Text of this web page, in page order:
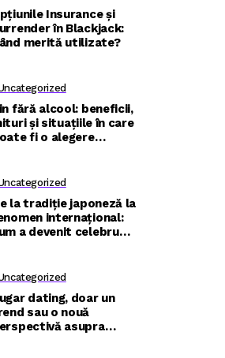
Insurance și
în Blackjack:
merită utilizate?
fără alcool: beneficii,
și situațiile în care
fi o alegere
la tradiție japoneză la
internațional:
a devenit celebru
dating, doar un
sau o nouă
asupra